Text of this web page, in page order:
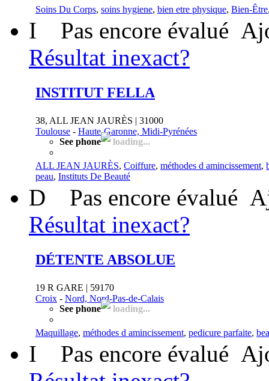
Soins Du Corps, soins hygiene, bien etre physique, Bien-Être
I Pas encore évalué
Résultat inexact?
INSTITUT FELLA
38, ALL JEAN JAURÈS | 31000
Toulouse - Haute-Garonne, Midi-Pyrénées
See phone
loading...
ALL JEAN JAURÈS, Coiffure, méthodes d amincissement,
peau, Instituts De Beauté
D Pas encore évalué
Résultat inexact?
DÉTENTE ABSOLUE
19 R GARE | 59170
Croix - Nord, Nord-Pas-de-Calais
See phone
loading...
Maquillage, méthodes d amincissement, pedicure parfaite,
I Pas encore évalué